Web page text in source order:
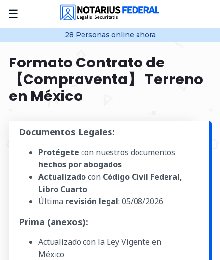
☰
28 Personas online ahora
Formato Contrato de
【Compraventa】 Terreno
en México
Documentos Legales:
Protégete con nuestros documentos
hechos por abogados
Actualizadocon Código Civil Federal,
Libro Cuarto
Última revisión legal: 05/08/2026
Prima (anexos):
Actualizado con la Ley Vigente en
México